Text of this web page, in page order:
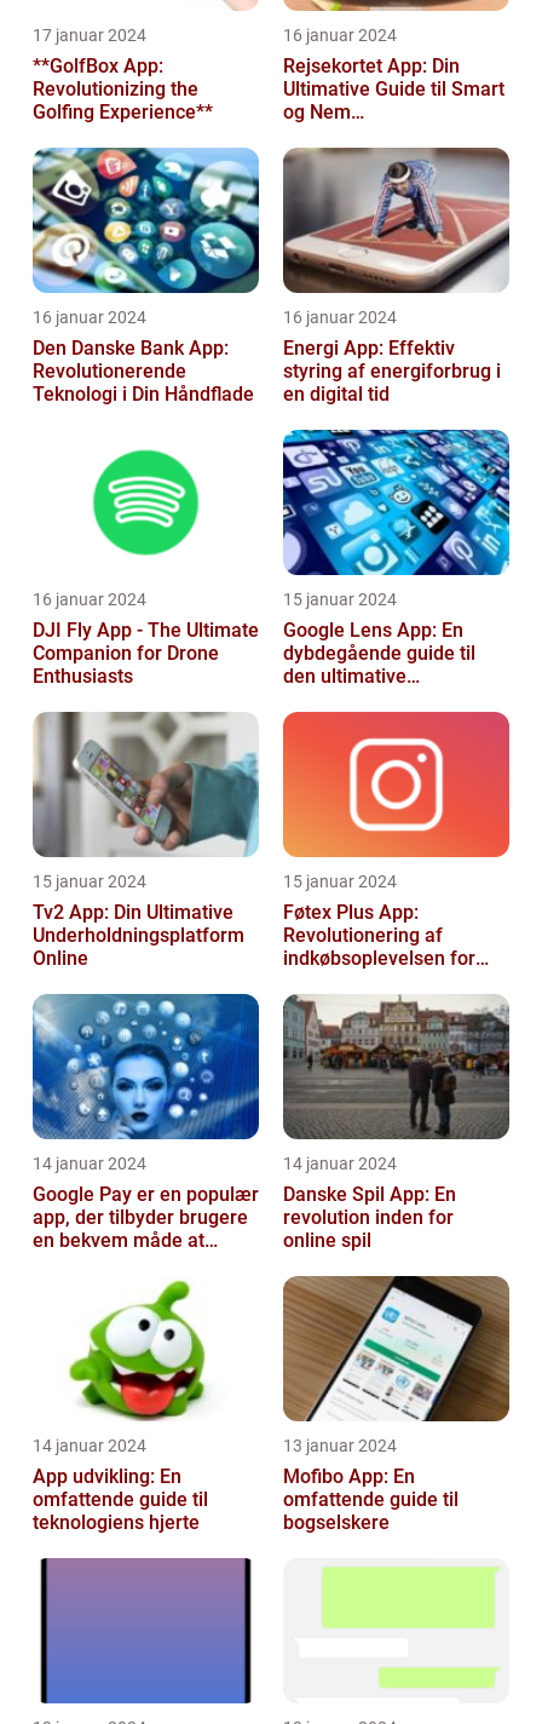
17 januar 2024
**GolfBox App:
Revolutionizing the
Golfing Experience**
16 januar 2024
Rejsekortet App: Din
Ultimative Guide til Smart
og Nem
16 januar 2024
Den Danske Bank App:
Revolutionerende
Teknologi i Din Håndflade
16 januar 2024
Energi App: Effektiv
styring af energiforbrug i
en digital tid
16 januar 2024
DJI Fly App - The Ultimate
Companion for Drone
Enthusiasts
15 januar 2024
Google Lens App: En
dybdegående guide til
den ultimative
15 januar 2024
Tv2 App: Din Ultimative
Underholdningsplatform
Online
15 januar 2024
Føtex Plus App:
Revolutionering af
indkøbsoplevelsen for
14 januar 2024
Google Pay er en populær
app, der tilbyder brugere
en bekvem måde at
14 januar 2024
Danske Spil App: En
revolution inden for
online spil
14 januar 2024
App udvikling: En
omfattende guide til
teknologiens hjerte
13 januar 2024
Mofibo App: En
omfattende guide til
bogselskere